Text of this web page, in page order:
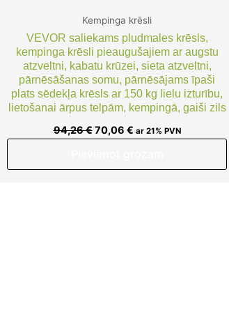
Kempinga krēsli
VEVOR saliekams pludmales krēsls,
kempinga krēsli pieaugušajiem ar augstu
atzveltni, kabatu krūzei, sieta atzveltni,
pārnēsāšanas somu, pārnēsājams īpaši
plats sēdekļa krēsls ar 150 kg lielu izturību,
lietošanai ārpus telpām, kempingā, gaiši zils
94,26€ 70,06 € ar 21% PVN